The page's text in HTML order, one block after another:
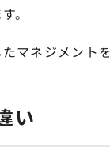
。
マネジメント
い